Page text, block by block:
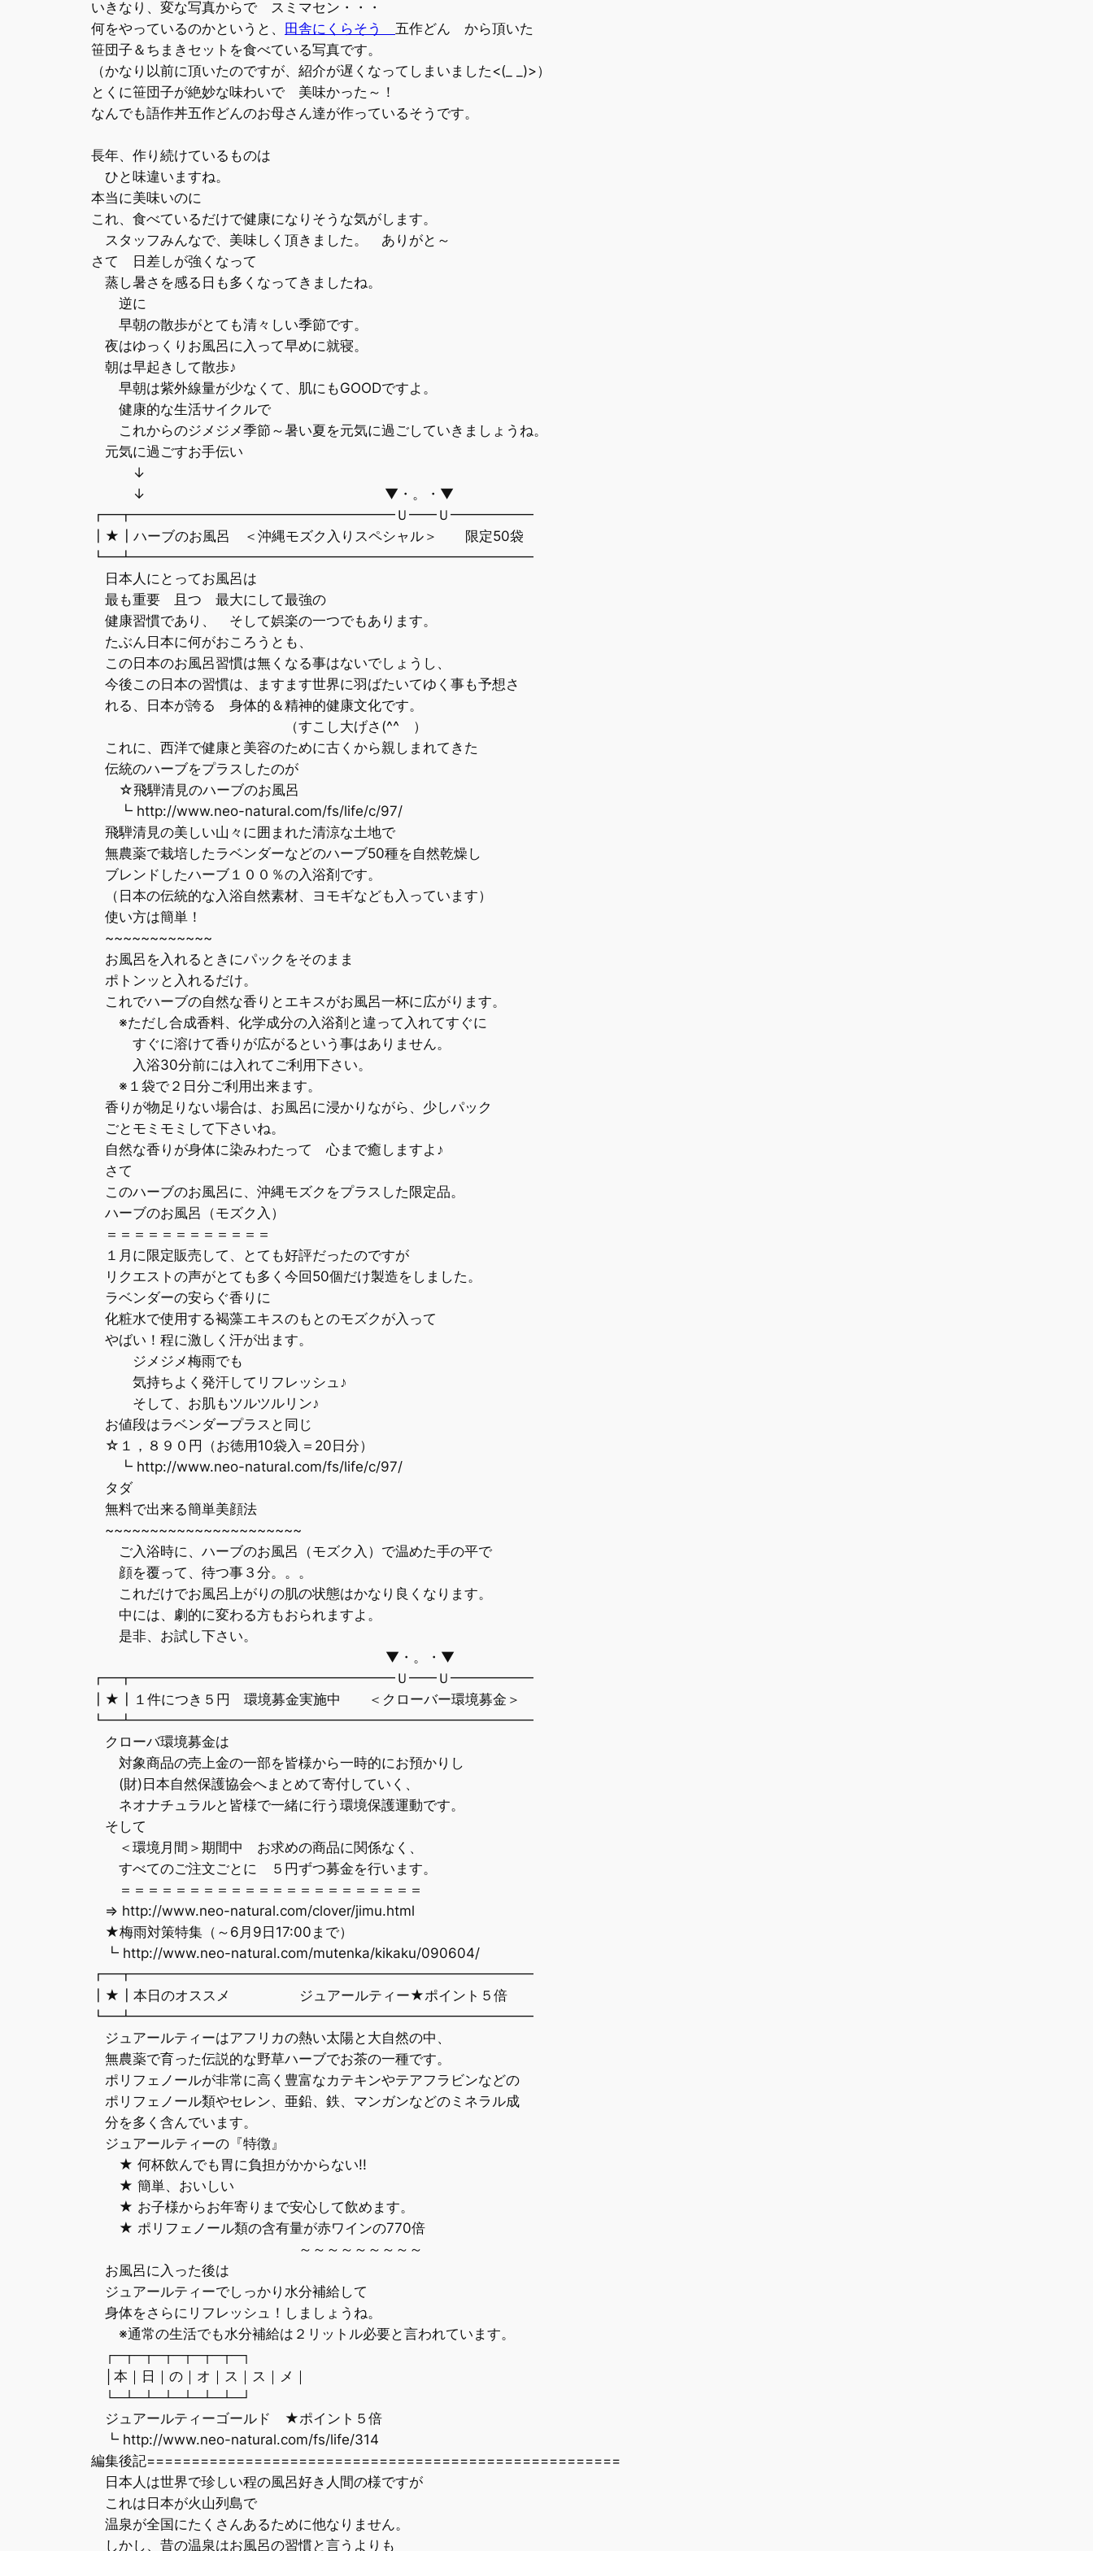
いきなり、変な写真からで スミマセン・・・
何をやっているのかというと、 田舎にくらそう 五作どん から頂いた
笹団子＆ちまきセットを食べている写真です。
（かなり以前に頂いたのですが、紹介が遅くなってしまいました<(_ _)>）
とくに笹団子が絶妙な味わいで 美味かった～！
なんでも語作丼五作どんのお母さん達が作っているそうです。
長年、作り続けているものは
ひと味違いますね。
本当に美味いのに
これ、食べているだけで健康になりそうな気がします。
スタッフみんなで、美味しく頂きました。 ありがと～
さて 日差しが強くなって
蒸し暑さを感る日も多くなってきましたね。
逆に
早朝の散歩がとても清々しい季節です。
夜はゆっくりお風呂に入って早めに就寝。
朝は早起きして散歩♪
早朝は紫外線量が少なくて、肌にもGOODですよ。
健康的な生活サイクルで
これからのジメジメ季節～暑い夏を元気に過ごしていきましょうね。
元気に過ごすお手伝い
↓
↓ ▼・。・▼
┏━┳━━━━━━━━━━━━━━━━━━━Ｕ━━Ｕ━━━━━━
┃★┃ハーブのお風呂 ＜沖縄モズク入りスペシャル＞ 限定50袋
┗━┻━━━━━━━━━━━━━━━━━━━━━━━━━━━━━
日本人にとってお風呂は
最も重要 且つ 最大にして最強の
健康習慣であり、 そして娯楽の一つでもあります。
たぶん日本に何がおころうとも、
この日本のお風呂習慣は無くなる事はないでしょうし、
今後この日本の習慣は、ますます世界に羽ばたいてゆく事も予想さ
れる、日本が誇る 身体的＆精神的健康文化です。
（すこし大げさ(^^ゞ）
これに、西洋で健康と美容のために古くから親しまれてきた
伝統のハーブをプラスしたのが
☆飛騨清見のハーブのお風呂
┗ http://www.neo-natural.com/fs/life/c/97/
飛騨清見の美しい山々に囲まれた清涼な土地で
無農薬で栽培したラベンダーなどのハーブ50種を自然乾燥し
ブレンドしたハーブ１００％の入浴剤です。
（日本の伝統的な入浴自然素材、ヨモギなども入っています）
使い方は簡単！
~~~~~~~~~~~~
お風呂を入れるときにパックをそのまま
ポトンッと入れるだけ。
これでハーブの自然な香りとエキスがお風呂一杯に広がります。
※ただし合成香料、化学成分の入浴剤と違って入れてすぐに
すぐに溶けて香りが広がるという事はありません。
入浴30分前には入れてご利用下さい。
※１袋で２日分ご利用出来ます。
香りが物足りない場合は、お風呂に浸かりながら、少しパック
ごとモミモミして下さいね。
自然な香りが身体に染みわたって 心まで癒しますよ♪
さて
このハーブのお風呂に、沖縄モズクをプラスした限定品。
ハーブのお風呂（モズク入）
＝＝＝＝＝＝＝＝＝＝＝＝
１月に限定販売して、とても好評だったのですが
リクエストの声がとても多く今回50個だけ製造をしました。
ラベンダーの安らぐ香りに
化粧水で使用する褐藻エキスのもとのモズクが入って
やばい！程に激しく汗が出ます。
ジメジメ梅雨でも
気持ちよく発汗してリフレッシュ♪
そして、お肌もツルツルリン♪
お値段はラベンダープラスと同じ
☆１，８９０円（お徳用10袋入＝20日分）
┗ http://www.neo-natural.com/fs/life/c/97/
タダ
無料で出来る簡単美顔法
~~~~~~~~~~~~~~~~~~~~~~
ご入浴時に、ハーブのお風呂（モズク入）で温めた手の平で
顔を覆って、待つ事３分。。。
これだけでお風呂上がりの肌の状態はかなり良くなります。
中には、劇的に変わる方もおられますよ。
是非、お試し下さい。
▼・。・▼
┏━┳━━━━━━━━━━━━━━━━━━━Ｕ━━Ｕ━━━━━━
┃★┃１件につき５円 環境募金実施中 ＜クローバー環境募金＞
┗━┻━━━━━━━━━━━━━━━━━━━━━━━━━━━━━
クローバ環境募金は
対象商品の売上金の一部を皆様から一時的にお預かりし
(財)日本自然保護協会へまとめて寄付していく、
ネオナチュラルと皆様で一緒に行う環境保護運動です。
そして
＜環境月間＞期間中 お求めの商品に関係なく、
すべてのご注文ごとに ５円ずつ募金を行います。
＝＝＝＝＝＝＝＝＝＝＝＝＝＝＝＝＝＝＝＝＝＝
⇒ http://www.neo-natural.com/clover/jimu.html
★梅雨対策特集（～6月9日17:00まで）
┗ http://www.neo-natural.com/mutenka/kikaku/090604/
┏━┳━━━━━━━━━━━━━━━━━━━━━━━━━━━━━
┃★┃本日のオススメ ジュアールティー★ポイント５倍
┗━┻━━━━━━━━━━━━━━━━━━━━━━━━━━━━━
ジュアールティーはアフリカの熱い太陽と大自然の中、
無農薬で育った伝説的な野草ハーブでお茶の一種です。
ポリフェノールが非常に高く豊富なカテキンやテアフラビンなどの
ポリフェノール類やセレン、亜鉛、鉄、マンガンなどのミネラル成
分を多く含んでいます。
ジュアールティーの『特徴』
★ 何杯飲んでも胃に負担がかからない!!
★ 簡単、おいしい
★ お子様からお年寄りまで安心して飲めます。
★ ポリフェノール類の含有量が赤ワインの770倍
～～～～～～～～～
お風呂に入った後は
ジュアールティーでしっかり水分補給して
身体をさらにリフレッシュ！しましょうね。
※通常の生活でも水分補給は２リットル必要と言われています。
┌─┬─┬─┬─┬─┬─┬─┐
│本｜日｜の｜オ｜ス｜ス｜メ｜
└─┴─┴─┴─┴─┴─┴─┘
ジュアールティーゴールド ★ポイント５倍
┗ http://www.neo-natural.com/fs/life/314
編集後記=====================================================
日本人は世界で珍しい程の風呂好き人間の様ですが
これは日本が火山列島で
温泉が全国にたくさんあるために他なりません。
しかし、昔の温泉はお風呂の習慣と言うよりも